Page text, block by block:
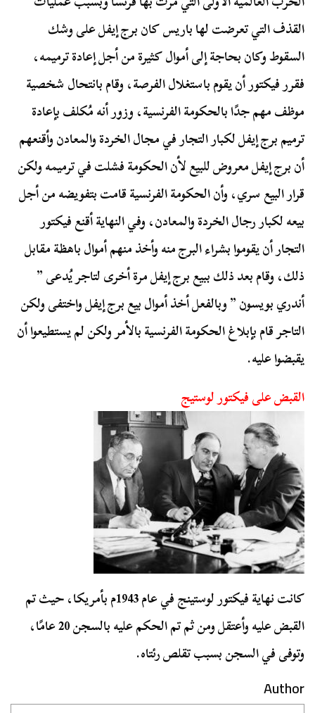
القذف التي تعرضت لها باريس كان برج إيفل على وشك
السقوط وكان بحاجة إلى أموال كثيرة من أجل إعادة ترميمه،
فقرر فيكتور أن يقوم باستغلال الفرصة، وقام بانتحال شخصية
موظف مهم جدًا بالحكومة الفرنسية، وزور أنه مُكلف بإعادة
ترميم برج إيفل لكبار التجار في مجال الخردة والمعادن وأقنعهم
أن برج إيفل معروض للبيع لأن الحكومة فشلت في ترميمه ولكن
قرار البيع سري، وأن الحكومة الفرنسية قامت بتفويضه من أجل
بيعه لكبار رجال الخردة والمعادن، وفي النهاية أقنع فيكتور
التجار أن يقوموا بشراء البرج منه وأخذ منهم أموال باهظة مقابل
ذلك، وقام بعد ذلك ببيع برج إيفل مرة أخرى لتاجر يُدعى ”
أندري بويسون ” وبالفعل أخذ أموال بيع برج إيفل واختفى ولكن
التاجر قام بإبلاغ الحكومة الفرنسية بالأمر ولكن لم يستطيعوا أن
يقبضوا عليه.
القبض على فيكتور لوستيج
كانت نهاية فيكتور لوستينج في عام 1943م بأمريكا، حيث تم
القبض عليه وأعتقل ومن ثم تم الحكم عليه بالسجن 20 عامًا،
وتوفى في السجن بسبب تقلص رئتاه.
Author